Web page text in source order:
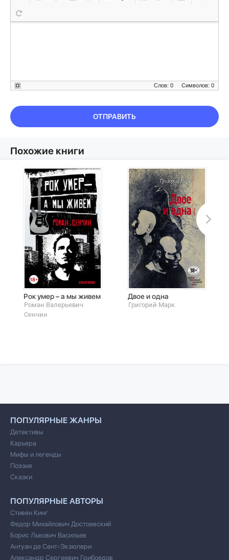
Символов: 0
Слов: 0
ОТПРАВИТЬ
Похожие книги
Рок умер – а мы живем
Роман Валерьевич
Сенчин
Двое и одна
Григорий Марк
ПОПУЛЯРНЫЕ ЖАНРЫ
Детективы
Карьера
Мифы и легенды
Поэзия
Сказки
ПОПУЛЯРНЫЕ АВТОРЫ
Стивен Кинг
Федор Михайлович Достоевский
Борис Львович Васильев
Антуан де Сент-Экзюпери
Александр Сергеевич Грибоедов